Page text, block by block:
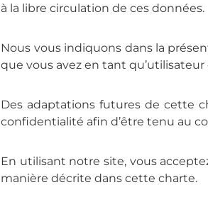
à la libre circulation de ces données.
Nous vous indiquons dans la
que vous avez en tant qu’utilisateur
Des adaptations futures de cette
confidentialité afin d’être tenu au
En utilisant notre site, vous
manière décrite dans cette charte.